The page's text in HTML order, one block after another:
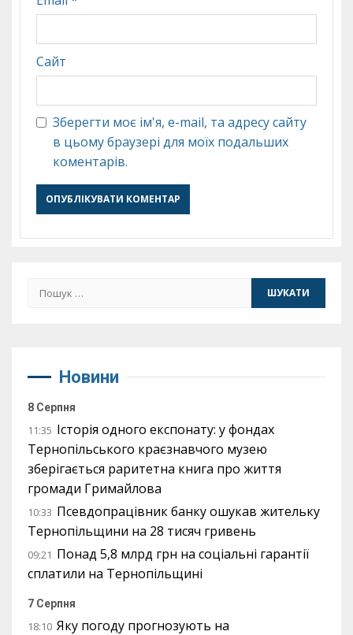
Сайт
Зберегти моє ім'я, e-mail, та адресу сайту
в цьому браузері для моїх подальших
коментарів.
Пошук:
Новини
8 Серпня
11:35 Історія одного експонату: у фондах
Тернопільського краєзнавчого музею
зберігається раритетна книга про життя
громади Гримайлова
10:33 Псевдопрацівник банку ошукав жительку
Тернопільщини на 28 тисяч гривень
09:21 Понад 5,8 млрд грн на соціальні гарантії
сплатили на Тернопільщині
7 Серпня
18:10 Яку погоду прогнозують на